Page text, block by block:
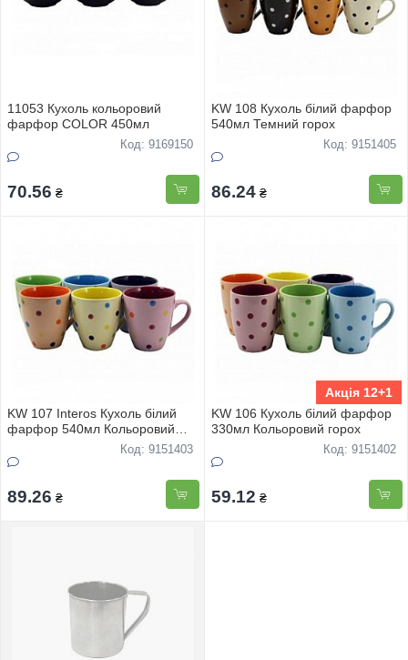
11053 Кухоль кольоровий
фарфор COLOR 450мл
Код: 9169150
70.56 ₴
KW 108 Кухоль білий фарфор
540мл Темний горох
Код: 9151405
86.24 ₴
KW 107 Interos Кухоль білий
фарфор 540мл Кольоровий
Код: 9151403
89.26 ₴
Акція 12+1
KW 106 Кухоль білий фарфор
330мл Кольоровий горох
Код: 9151402
59.12 ₴